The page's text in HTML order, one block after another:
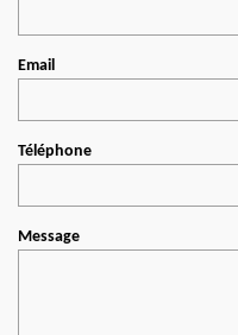
Email
Téléphone
Message